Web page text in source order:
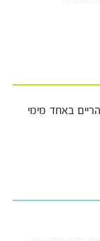
באחד מימי